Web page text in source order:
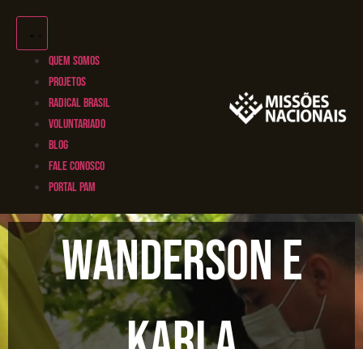
QUEM SOMOS
PROJETOS
RADICAL BRASIL
VOLUNTARIADO
BLOG
FALE CONOSCO
PORTAL PAM
Wanderson e